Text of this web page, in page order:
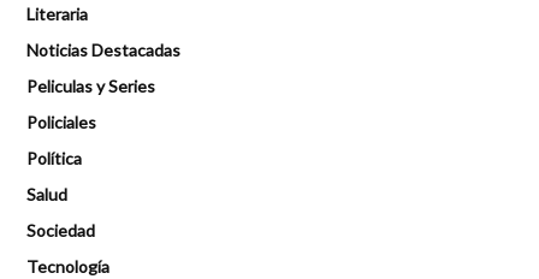
Literaria
Noticias Destacadas
Peliculas y Series
Policiales
Política
Salud
Sociedad
Tecnología